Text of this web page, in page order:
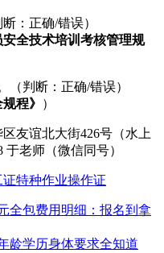
：正确/错误）
安全技术培训考核管理规
（判断：正确/错误）
程》 ）
友谊北大街426号（水上
于老师（微信同号）
证特种作业操作证
全包费用明细：报名到拿
龄学历身体要求全知道